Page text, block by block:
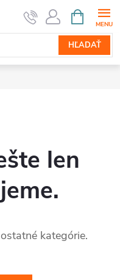
HĽADAŤ
KOŠÍK
len
kategórie.